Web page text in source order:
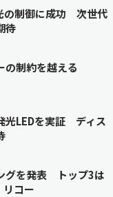
の制御に成功 次世代
待
の制約を越える
光LEDを実証 ディス
グを発表 トップ3は
リコー